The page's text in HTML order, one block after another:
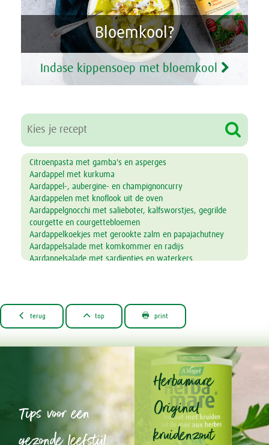
Bloemkool?
Indase kippensoep met bloemkool
Citroenpasta met gamba's en asperges
Aardappel met kurkuma
Aardappel-, aubergine- en champignoncurry
Aardappelen met knoflook uit de oven
Aardappelgnocchi met salieboter, kalfsworstjes, gegrilde
courgette en courgettebloemen
Aardappelkoekjes met gerookte zalm en papajachutney
Aardappelsalade met komkommer en radijs
Aardappelsalade met sardientjes en waterkers
Appel- en banaansmoothie
Appel- en spinaziesmoothie
Artisjok plaattaart met brie en walnoten
Asperges met roerei en bonensalade
Aubergine gevuld met linzen
Aubergine- en linzensoep
Auberginelasagne
Aubergineschotel met gehakt en sesamzaad
Avocado toast met Parmezaanse kaas en citroen
Avocado- en courgettesoep
Avocado- en grapefruitsalade
 terug  top  print
Tips voor een
Herbamare
Original
kruidenzout